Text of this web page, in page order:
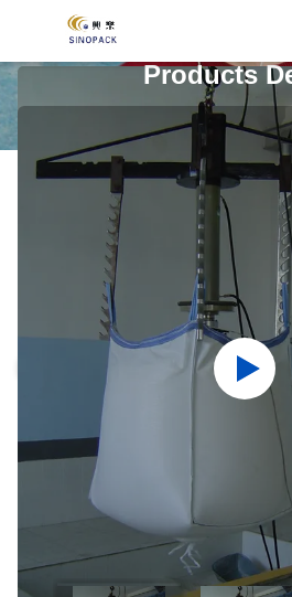
Products